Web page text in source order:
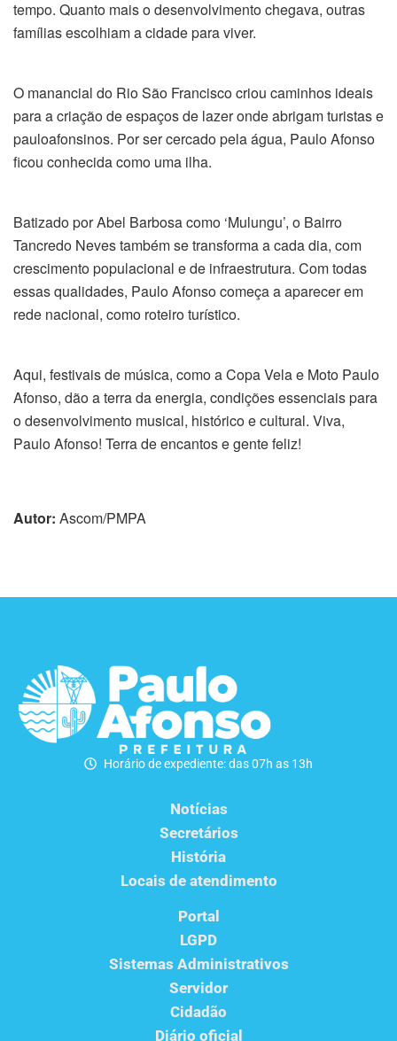
tempo. Quanto mais o desenvolvimento chegava, outras
famílias escolhiam a cidade para viver.
O manancial do Rio São Francisco criou caminhos ideais
para a criação de espaços de lazer onde abrigam turistas e
pauloafonsinos. Por ser cercado pela água, Paulo Afonso
ficou conhecida como uma ilha.
Batizado por Abel Barbosa como ‘Mulungu’, o Bairro
Tancredo Neves também se transforma a cada dia, com
crescimento populacional e de infraestrutura. Com todas
essas qualidades, Paulo Afonso começa a aparecer em
rede nacional, como roteiro turístico.
Aqui, festivais de música, como a Copa Vela e Moto Paulo
Afonso, dão a terra da energia, condições essenciais para
o desenvolvimento musical, histórico e cultural. Viva,
Paulo Afonso! Terra de encantos e gente feliz!
Autor: Ascom/PMPA
Horário de expediente: das 07h as 13h
Notícias
Secretários
História
Locais de atendimento
Portal
LGPD
Sistemas Administrativos
Servidor
Cidadão
Diário oficial